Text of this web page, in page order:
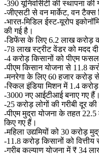
-390 यूनिवर्सिटी की स्थापना की
-जीएसटी से वन मार्केट, वन टैक्स
-भारत-मिडिल ईस्ट-यूरोप
की गई है।
-डिफेंस के लिए 6.2 लाख करोड़
-78 लाख स्ट्रीट वेंडर को मदद
-4 करोड़ किसानों को पीएम फसल
-पीएम किसान योजना से 11.8
-मनरेगा के लिए 60 हजार करोड़
-स्किल इंडिया मिशन में 1.4
-3000 नए आईटीआई बनाए गए हैं।
-25 करोड़ लोगों की गरीबी दूर
-पीएम मुद्रा योजना के तहत
किए गए हैं।
-महिला उद्यमियों को 30 करोड़
-11.8 करोड़ किसानों को वित्तीय
-गरीब कल्याण योजना में ₹ 34